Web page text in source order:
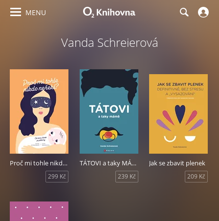
MENU
Vanda Schreierová
Proč mi tohle nikdo neřekl?
299 Kč
TÁTOVI a taky MÁMĚ
239 Kč
Jak se zbavit plenek
209 Kč